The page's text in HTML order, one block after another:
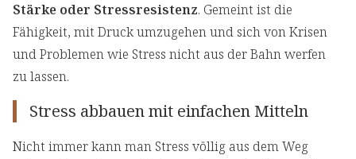
Stärke oder Stressresistenz. Gemeint ist die
Fähigkeit, mit Druck umzugehen und sich von Krisen
und Problemen wie Stress nicht aus der Bahn werfen
zu lassen.
Stress abbauen mit einfachen Mitteln
Nicht immer kann man Stress völlig aus dem Weg